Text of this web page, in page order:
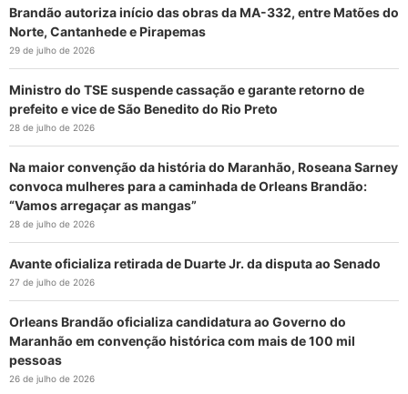
Brandão autoriza início das obras da MA-332, entre Matões do
Norte, Cantanhede e Pirapemas
29 de julho de 2026
Ministro do TSE suspende cassação e garante retorno de
prefeito e vice de São Benedito do Rio Preto
28 de julho de 2026
Na maior convenção da história do Maranhão, Roseana Sarney
convoca mulheres para a caminhada de Orleans Brandão:
“Vamos arregaçar as mangas”
28 de julho de 2026
Avante oficializa retirada de Duarte Jr. da disputa ao Senado
27 de julho de 2026
Orleans Brandão oficializa candidatura ao Governo do
Maranhão em convenção histórica com mais de 100 mil
pessoas
26 de julho de 2026